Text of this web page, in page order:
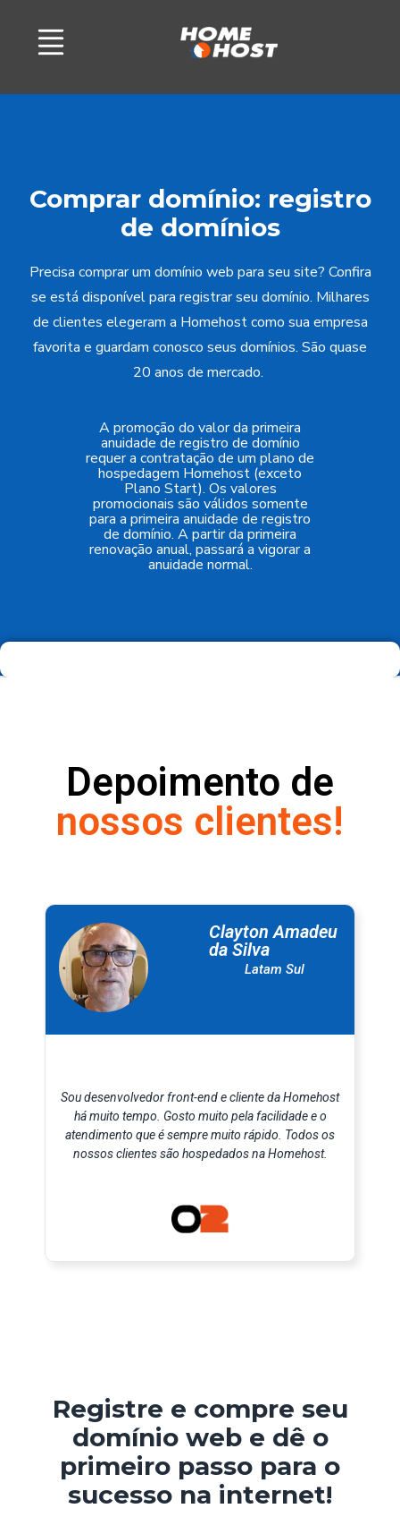
Comprar domínio: registro
de domínios
Precisa comprar um domínio web para seu site? Confira
se está disponível para registrar seu domínio. Milhares
de clientes elegeram a Homehost como sua empresa
favorita e guardam conosco seus domínios. São quase
20 anos de mercado.
A promoção do valor da primeira
anuidade de registro de domínio
requer a contratação de um plano de
hospedagem Homehost (exceto
Plano Start). Os valores
promocionais são válidos somente
para a primeira anuidade de registro
de domínio. A partir da primeira
renovação anual, passará a vigorar a
anuidade normal.
Depoimento de
nossos clientes!
Clayton Amadeu
da Silva
Latam Sul
Sou desenvolvedor front-end e cliente da Homehost
há muito tempo. Gosto muito pela facilidade e o
atendimento que é sempre muito rápido. Todos os
nossos clientes são hospedados na Homehost.
Registre e compre seu
domínio web e dê o
primeiro passo para o
sucesso na internet!